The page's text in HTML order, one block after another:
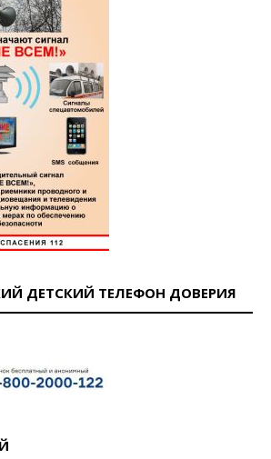
ДЕТСКИЙ ТЕЛЕФОН ДОВЕРИЯ